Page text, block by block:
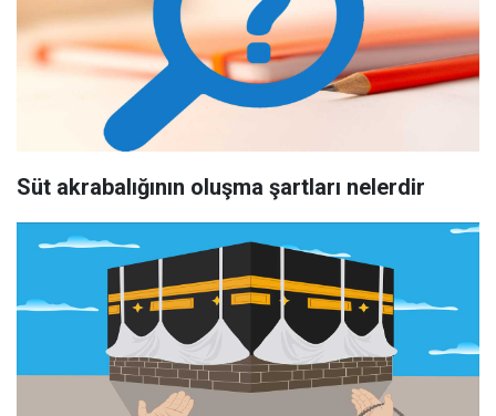
Süt akrabalığının oluşma şartları nelerdir